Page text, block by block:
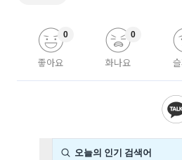
좋아요
0
화나요
0